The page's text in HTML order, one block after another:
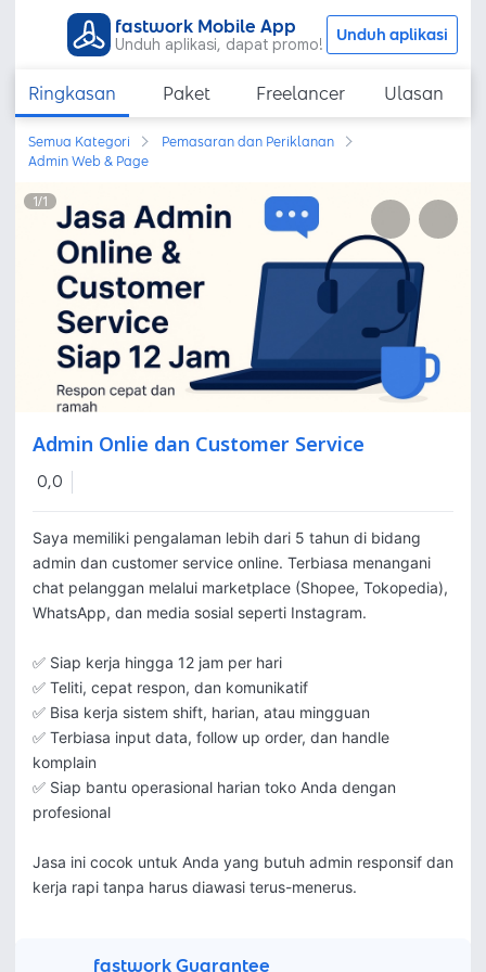
fastwork Mobile App
Unduh aplikasi, dapat promo! Unduh aplikasi
Ringkasan Paket Freelancer Ulasan
Semua Kategori
Pemasaran dan Periklanan
Admin Web & Page
1/1
Admin Onlie dan Customer Service
0,0
Saya memiliki pengalaman lebih dari 5 tahun di bidang
admin dan customer service online. Terbiasa menangani
chat pelanggan melalui marketplace (Shopee, Tokopedia),
WhatsApp, dan media sosial seperti Instagram.
✅ Siap kerja hingga 12 jam per hari
✅ Teliti, cepat respon, dan komunikatif
✅ Bisa kerja sistem shift, harian, atau mingguan
✅ Terbiasa input data, follow up order, dan handle
komplain
✅ Siap bantu operasional harian toko Anda dengan
profesional
Jasa ini cocok untuk Anda yang butuh admin responsif dan
kerja rapi tanpa harus diawasi terus-menerus.
fastwork Guarantee